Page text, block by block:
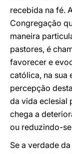
recebida na fé.
Congregação
maneira
pastores, é
favorecer e
católica, na sua
percepção
da vida eclesial
chega a
ou reduzindo-
Se a verdade